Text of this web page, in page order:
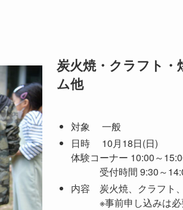
炭火焼・クラフト
ム他
対象 一般
日時 10月18日(日)
体験コーナー 10:00～
受付時間 9:30～
内容 炭火焼、クラフト
※事前申し込みは必要